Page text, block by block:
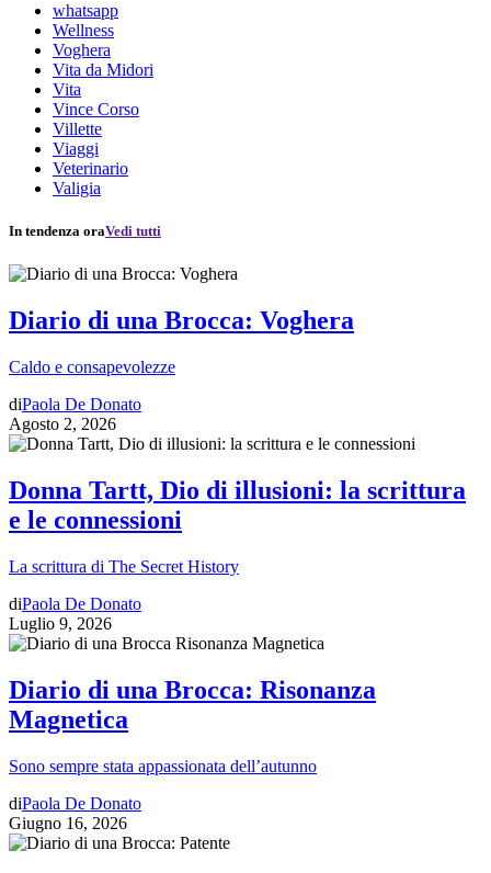
whatsapp
Wellness
Voghera
Vita da Midori
Vita
Vince Corso
Villette
Viaggi
Veterinario
Valigia
In tendenza oraVedi tutti
Diario di una Brocca: Voghera
Caldo e consapevolezze
diPaola De Donato
Agosto 2, 2026
Donna Tartt, Dio di illusioni: la scrittura
e le connessioni
La scrittura di The Secret History
diPaola De Donato
Luglio 9, 2026
Diario di una Brocca: Risonanza
Magnetica
Sono sempre stata appassionata dell’autunno
diPaola De Donato
Giugno 16, 2026